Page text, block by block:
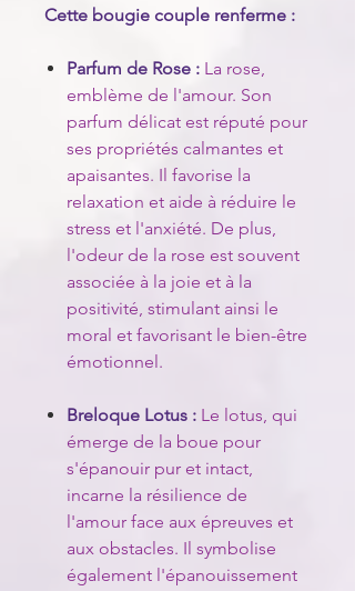
Cette bougie couple renferme :
Parfum de Rose : La rose,
emblème de l'amour. Son
parfum délicat est réputé pour
ses propriétés calmantes et
apaisantes. Il favorise la
relaxation et aide à réduire le
stress et l'anxiété. De plus,
l'odeur de la rose est souvent
associée à la joie et à la
positivité, stimulant ainsi le
moral et favorisant le bien-être
émotionnel.
Breloque Lotus : Le lotus, qui
émerge de la boue pour
s'épanouir pur et intact,
incarne la résilience de
l'amour face aux épreuves et
aux obstacles. Il symbolise
également l'épanouissement